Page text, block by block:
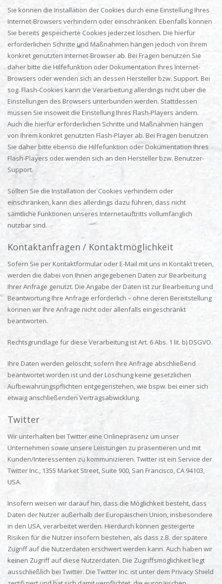
Sie können die Installation der Cookies durch eine Einstellung Ihres
Internet-Browsers verhindern oder einschränken. Ebenfalls können
Sie bereits gespeicherte Cookies jederzeit löschen. Die hierfür
erforderlichen Schritte und Maßnahmen hängen jedoch von Ihrem
konkret genutzten Internet-Browser ab. Bei Fragen benutzen Sie
daher bitte die Hilfefunktion oder Dokumentation Ihres Internet-
Browsers oder wenden sich an dessen Hersteller bzw. Support. Bei
sog. Flash-Cookies kann die Verarbeitung allerdings nicht über die
Einstellungen des Browsers unterbunden werden. Stattdessen
müssen Sie insoweit die Einstellung Ihres Flash-Players ändern.
Auch die hierfür erforderlichen Schritte und Maßnahmen hängen
von Ihrem konkret genutzten Flash-Player ab. Bei Fragen benutzen
Sie daher bitte ebenso die Hilfefunktion oder Dokumentation Ihres
Flash-Players oder wenden sich an den Hersteller bzw. Benutzer-
Support.
Sollten Sie die Installation der Cookies verhindern oder
einschränken, kann dies allerdings dazu führen, dass nicht
sämtliche Funktionen unseres Internetauftritts vollumfänglich
nutzbar sind.
Kontaktanfragen / Kontaktmöglichkeit
Sofern Sie per Kontaktformular oder E-Mail mit uns in Kontakt treten,
werden die dabei von Ihnen angegebenen Daten zur Bearbeitung
Ihrer Anfrage genutzt. Die Angabe der Daten ist zur Bearbeitung und
Beantwortung Ihre Anfrage erforderlich – ohne deren Bereitstellung
können wir Ihre Anfrage nicht oder allenfalls eingeschränkt
beantworten.
Rechtsgrundlage für diese Verarbeitung ist Art. 6 Abs. 1 lit. b) DSGVO.
Ihre Daten werden gelöscht, sofern Ihre Anfrage abschließend
beantwortet worden ist und der Löschung keine gesetzlichen
Aufbewahrungspflichten entgegenstehen, wie bspw. bei einer sich
etwaig anschließenden Vertragsabwicklung.
Twitter
Wir unterhalten bei Twitter eine Onlinepräsenz um unser
Unternehmen sowie unsere Leistungen zu präsentieren und mit
Kunden/Interessenten zu kommunizieren. Twitter ist ein Service der
Twitter Inc., 1355 Market Street, Suite 900, San Francisco, CA 94103,
USA.
Insofern weisen wir darauf hin, dass die Möglichkeit besteht, dass
Daten der Nutzer außerhalb der Europäischen Union, insbesondere
in den USA, verarbeitet werden. Hierdurch können gesteigerte
Risiken für die Nutzer insofern bestehen, als dass z.B. der spätere
Zugriff auf die Nutzerdaten erschwert werden kann. Auch haben wir
keinen Zugriff auf diese Nutzerdaten. Die Zugriffsmöglichkeit liegt
ausschließlich bei Twitter. Die Twitter Inc. ist unter dem Privacy Shield